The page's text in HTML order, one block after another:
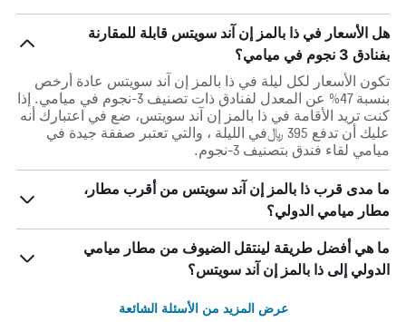
هل الأسعار في ذا بالمز إن آند سويتس قابلة للمقارنة
بفنادق 3 نجوم في ميامي؟
تكون الأسعار لكل ليلة في ذا بالمز إن آند سويتس عادة أرخص
بنسبة 47% عن المعدل لفنادق ذات تصنيف 3-نجوم في ميامي. إذا
كنت تريد الأقامة في ذا بالمز إن آند سويتس، ضع في اعتبارك أنه
عليك أن تدفع 395 ﷼في الليلة ، والتي تعتبر صفقة جيدة في
ميامي لقاء فندق بتصنيف 3-نجوم.
ما مدى قرب ذا بالمز إن آند سويتس من أقرب مطار،
مطار ميامي الدولي؟
ما هي أفضل طريقة لينتقل الضيوف من مطار ميامي
الدولي إلى ذا بالمز إن آند سويتس؟
عرض المزيد من الأسئلة الشائعة